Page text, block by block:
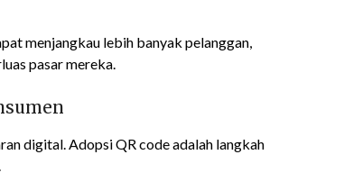
menjangkau lebih banyak pelanggan,
pasar mereka.
digital. Adopsi QR code adalah langkah